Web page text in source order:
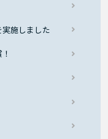
施しました